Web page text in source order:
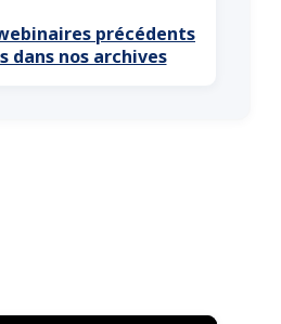
précédents
dans nos archives